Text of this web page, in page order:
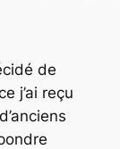
de
j’ai reçu